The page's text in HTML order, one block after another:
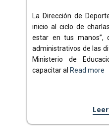
La Dirección de
inicio al ciclo de
estar en tus manos”,
administrativos de las
Ministerio de
capacitar al Read more